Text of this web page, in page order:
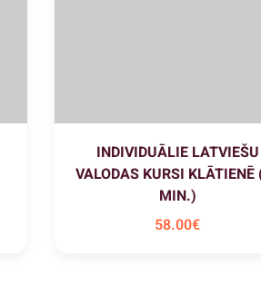
INDIVIDUĀLIE LATVIEŠU
VALODAS KURSI KLĀTIENĒ
MIN.)
58.00€